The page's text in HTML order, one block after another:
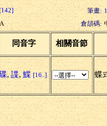
[142] 筆畫:
倉頡碼:
同音字 相關音節
, 諜, 鰈 [16..] 蝶